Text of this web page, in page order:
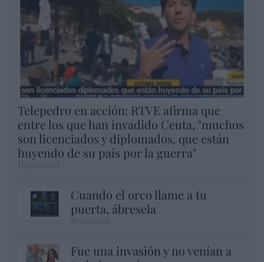
Telepedro en acción: RTVE afirma que
entre los que han invadido Ceuta, "muchos
son licenciados y diplomados, que están
huyendo de su país por la guerra"
Cuando el orco llame a tu
puerta, ábresela
Fue una invasión y no venían a